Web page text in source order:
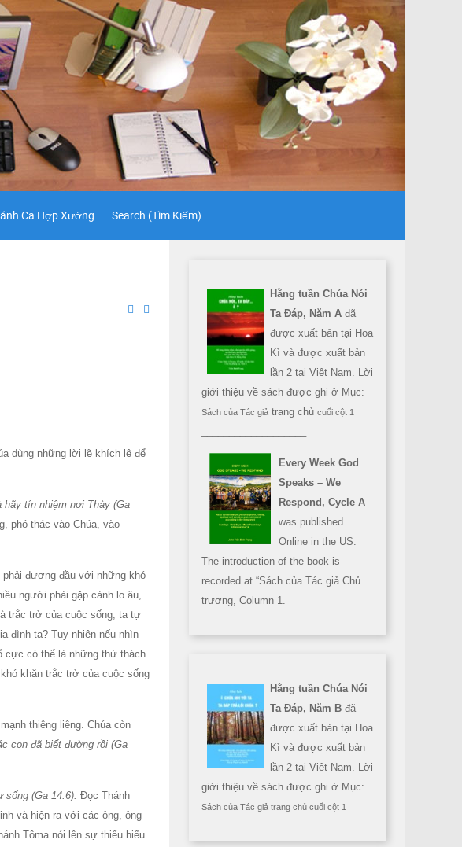
Ca Hợp Xướng Search (Tìm Kiếm)
dùng những lời lẽ khích lệ để
hãy tín nhiệm nơi Thày (Ga
phó thác vào Chúa, vào
đương đầu với những khó
người phải gặp cảnh lo âu,
trắc trở của cuộc sống, ta tự
đình ta? Tuy nhiên nếu nhìn
cực có thể là những thử thách
khăn trắc trở của cuộc sống
thiêng liêng. Chúa còn
con đã biết đường rồi (Ga
(Ga 14:6). Ðọc Thánh
và hiện ra với các ông, ông
Tôma nói lên sự thiếu hiểu
Hằng tuần Chúa Nói
Ta Đáp, Năm A đã
được xuất bản tại Hoa
Kì và được xuất bản
lần 2 tại Việt Nam. Lời
giới thiệu về sách được ghi ở Mục:
Sách của Tác giả trang chủ cuối cột 1
Every Week God
Speaks – We
Respond, Cycle A
was published
Online in the US.
The introduction of the book is
recorded at “Sách của Tác giả Chủ
trương, Column 1.
Hằng tuần Chúa Nói
Ta Đáp, Năm B đã
được xuất bản tại Hoa
Kì và được xuất bản
lần 2 tại Việt Nam. Lời
giới thiệu về sách được ghi ở Mục:
Sách của Tác giả trang chủ cuối cột 1